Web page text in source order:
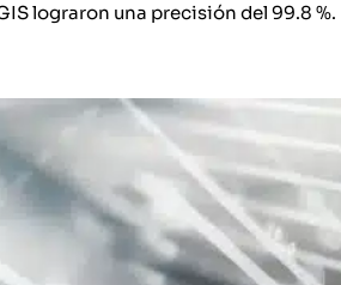
lograron una precisión del 99.8 %.